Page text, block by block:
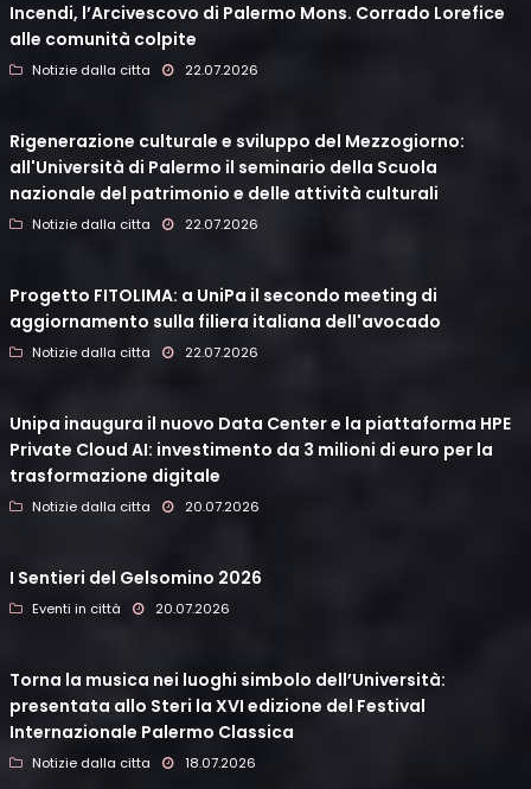
Incendi, l’Arcivescovo di Palermo Mons. Corrado Lorefice
alle comunità colpite
Notizie dalla citta 22.07.2026
Rigenerazione culturale e sviluppo del Mezzogiorno:
all'Università di Palermo il seminario della Scuola
nazionale del patrimonio e delle attività culturali
Notizie dalla citta 22.07.2026
Progetto FITOLIMA: a UniPa il secondo meeting di
aggiornamento sulla filiera italiana dell'avocado
Notizie dalla citta 22.07.2026
Unipa inaugura il nuovo Data Center e la piattaforma HPE
Private Cloud AI: investimento da 3 milioni di euro per la
trasformazione digitale
Notizie dalla citta 20.07.2026
I Sentieri del Gelsomino 2026
Eventi in città 20.07.2026
Torna la musica nei luoghi simbolo dell’Università:
presentata allo Steri la XVI edizione del Festival
Internazionale Palermo Classica
Notizie dalla citta 18.07.2026